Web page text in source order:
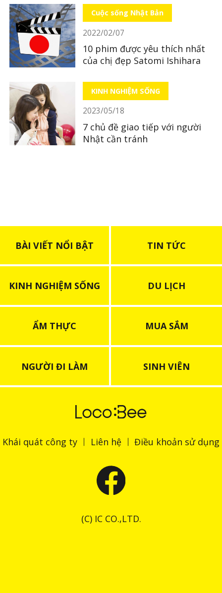
Cuộc sống Nhật Bản
2022/02/07
10 phim được yêu thích nhất
của chị đẹp Satomi Ishihara
KINH NGHIỆM SỐNG
2023/05/18
7 chủ đề giao tiếp với người
Nhật cần tránh
BÀI VIẾT NỔI BẬT TIN TỨC
KINH NGHIỆM SỐNG DU LỊCH
ẨM THỰC MUA SẮM
NGƯỜI ĐI LÀM SINH VIÊN
Khái quát công ty Liên hệ Điều khoản sử dụng
(C) IC CO.,LTD.